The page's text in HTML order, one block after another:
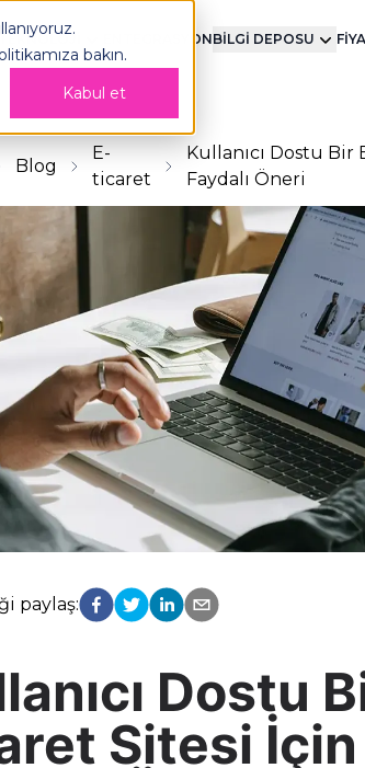
bakın.
Kabul et
ENTEGRASYONBİLGİ DEPOSU
Blog
E-
ticaret
Kullanıcı Dostu
Faydalı Öneri
paylaş:
Dostu
Sitesi